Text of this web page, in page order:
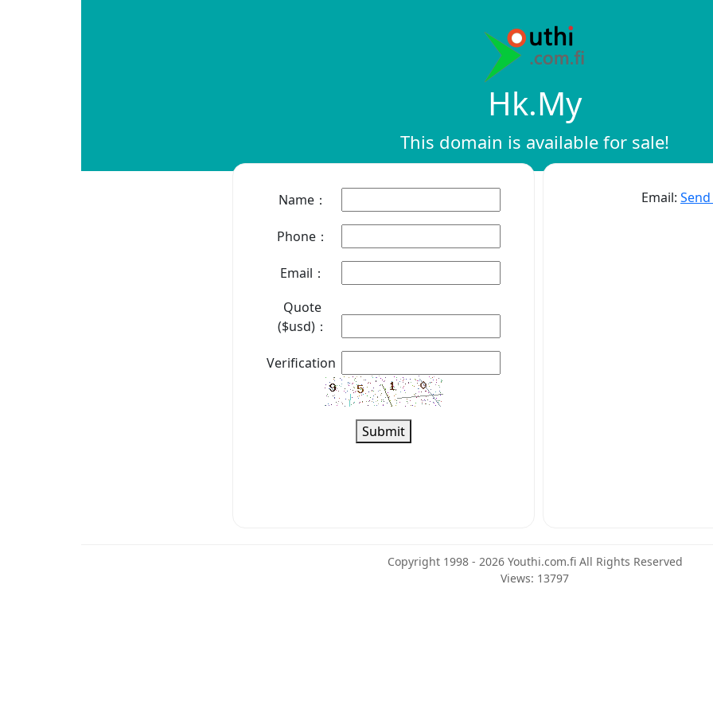
Hk.my
This domain is available for sale!
Name：
Phone：
Email：
Quote
($usd)：
Verification：
Submit
Email:
Copyright 1998 - 2026 Youthi.com.fi All Rights Reserved
Views: 13797